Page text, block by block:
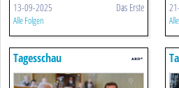
13-09-2025 Das Erste
Alle Folgen
Tagesschau